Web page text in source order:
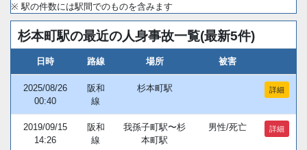
※ 駅の件数には駅間でのものを含みます
杉本町駅の最近の人身事故一覧(最新5件)
日時 路線 場所 被害
2025/08/26
00:40
阪和
線
杉本町駅 詳細
2019/09/15
14:26
阪和
線
我孫子町駅〜杉
本町駅
男性/死亡 詳細